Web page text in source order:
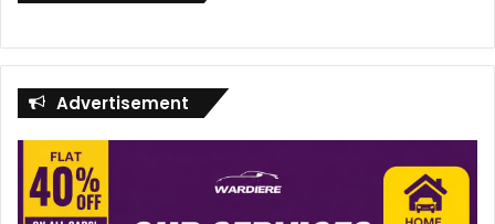
Advertisement